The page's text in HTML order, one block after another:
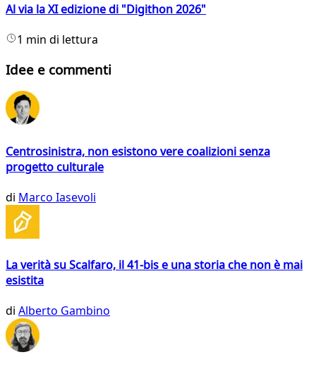
Al via la XI edizione di "Digithon 2026"
1 min di lettura
Idee e commenti
Centrosinistra, non esistono vere coalizioni senza
progetto culturale
di Marco Iasevoli
La verità su Scalfaro, il 41-bis e una storia che non è mai
esistita
di Alberto Gambino